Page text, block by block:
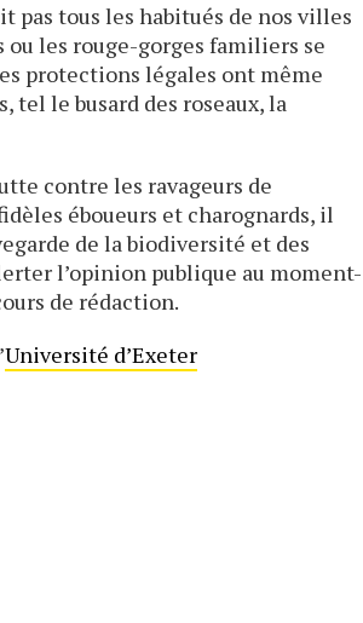
pas tous les habitués de nos villes
les rouge-gorges familiers se
protections légales ont même
tel le busard des roseaux, la
contre les ravageurs de
éboueurs et charognards, il
de la biodiversité et des
l’opinion publique au moment-
de rédaction.
Université d’Exeter